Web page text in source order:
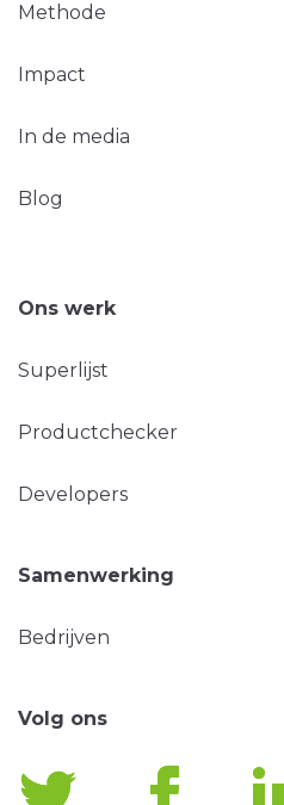
Methode
Impact
In de media
Blog
Ons werk
Superlijst
Productchecker
Developers
Samenwerking
Bedrijven
Volg ons